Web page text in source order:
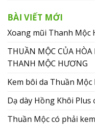
BÀI VIẾT MỚI
Xoang mũi Thanh Mộc
THUẦN MỘC CỦA
THANH MỘC HƯƠNG
Kem bôi da Thuần
Dạ dày Hồng Khôi Plus
Thuần Mộc có phải